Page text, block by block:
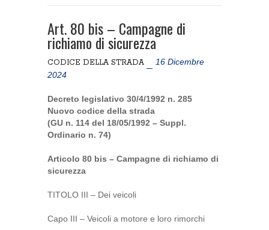
Art. 80 bis – Campagne di
richiamo di sicurezza
CODICE DELLA STRADA
16 Dicembre
2024
Decreto legislativo 30/4/1992 n. 285
Nuovo codice della strada
(GU n. 114 del 18/05/1992 – Suppl.
Ordinario n. 74)
Articolo 80 bis – Campagne di richiamo di
sicurezza
TITOLO III – Dei veicoli
Capo III – Veicoli a motore e loro rimorchi